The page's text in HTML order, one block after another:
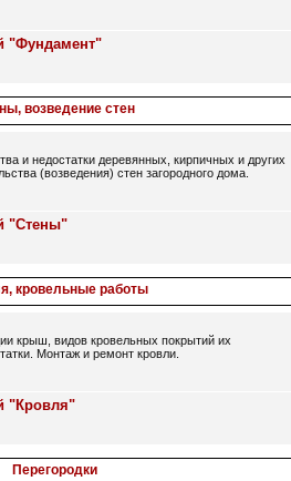
"Фундамент"
возведение стен
и недостатки деревянных, кирпичных и других
(возведения) стен загородного дома.
"Стены"
кровельные работы
крыш, видов кровельных покрытий их
Монтаж и ремонт кровли.
"Кровля"
Перегородки